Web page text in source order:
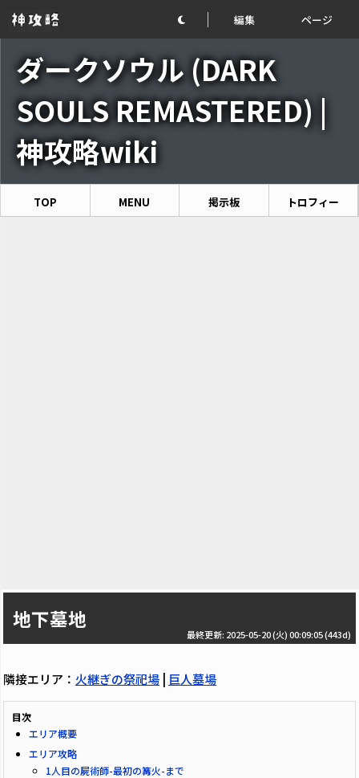
編集 ページ
ダークソウル (DARK
SOULS REMASTERED) |
神攻略wiki
TOP MENU 掲示板 トロフィー
地下墓地
最終更新: 2025-05-20 (火) 00:09:05(443d)
隣接エリア： 火継ぎの祭祀場 巨人墓場
目次
エリア概要
エリア攻略
1人目の屍術師-最初の篝火-まで